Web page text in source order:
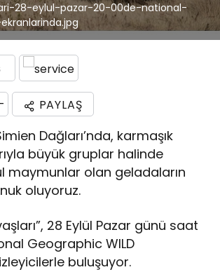
28-eylul-pazar-20-00de-national-
- PAYLAŞ
Dağları’nda, karmaşık
büyük gruplar halinde
maymunlar olan geladaların
oluyoruz.
28 Eylül Pazar günü saat
Geographic WILD
buluşuyor.